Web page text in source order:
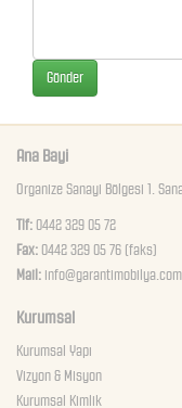
Gönder
Ana Bayi
Organize Sanayi Bölgesi 1.
Tlf: 0442 329 05 72
Fax: 0442 329 05 76 (faks)
Mail:
Kurumsal
Kurumsal Yapı
Vizyon & Misyon
Kurumsal Kimlik